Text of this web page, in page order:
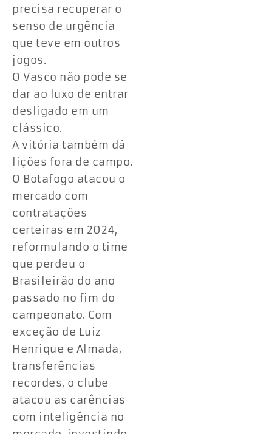
precisa recuperar o
senso de urgência
que teve em outros
jogos.
O Vasco não pode se
dar ao luxo de entrar
desligado em um
clássico.
A vitória também dá
lições fora de campo.
O Botafogo atacou o
mercado com
contratações
certeiras em 2024,
reformulando o time
que perdeu o
Brasileirão do ano
passado no fim do
campeonato. Com
exceção de Luiz
Henrique e Almada,
transferências
recordes, o clube
atacou as carências
com inteligência no